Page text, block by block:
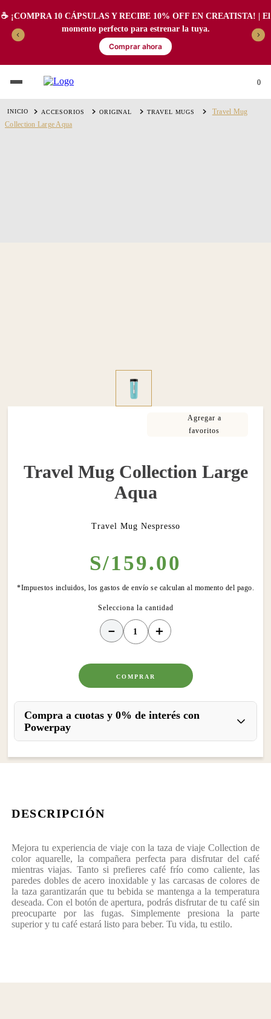
☕️ ¡COMPRA 10 CÁPSULAS Y RECIBE 10% OFF EN CREATISTA! | El
momento perfecto para estrenar la tuya.
Comprar ahora
0
ACCESORIOS ORIGINAL TRAVEL MUGS
Travel Mug
Collection Large Aqua
Travel Mug Collection Large
Aqua
Travel Mug Nespresso
S/159.00
*Impuestos incluidos, los gastos de envío se calculan al momento del pago.
＋
－
COMPRAR
Compra a cuotas y 0% de interés con
Powerpay
DESCRIPCIÓN
Mejora tu experiencia de viaje con la taza de viaje Collection de
color aquarelle, la compañera perfecta para disfrutar del café
mientras viajas. Tanto si prefieres café frío como caliente, las
paredes dobles de acero inoxidable y las carcasas de colores de
la taza garantizarán que tu bebida se mantenga a la temperatura
deseada. Con el botón de apertura, podrás disfrutar de tu café sin
preocuparte por las fugas. Simplemente presiona la parte
superior y tu café estará listo para beber. Tu vida, tu estilo.